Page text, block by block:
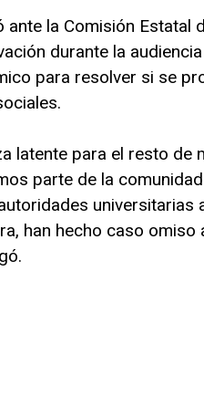
ante la Comisión Estatal
durante la
para resolver si se
latente para el resto
parte de la
universitarias
han hecho caso omiso